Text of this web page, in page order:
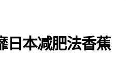
日本减肥法香蕉